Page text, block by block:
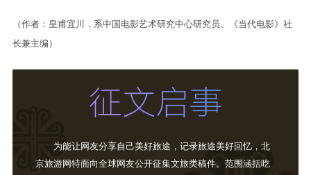
（作者：皇甫宜川，系中国电影艺术研究中心研究员、《当代电影》社
长兼主编）
为能让网友分享自己美好旅途，记录旅途美好回忆，北
京旅游网特面向全球网友公开征集文旅类稿件。范围涵括吃